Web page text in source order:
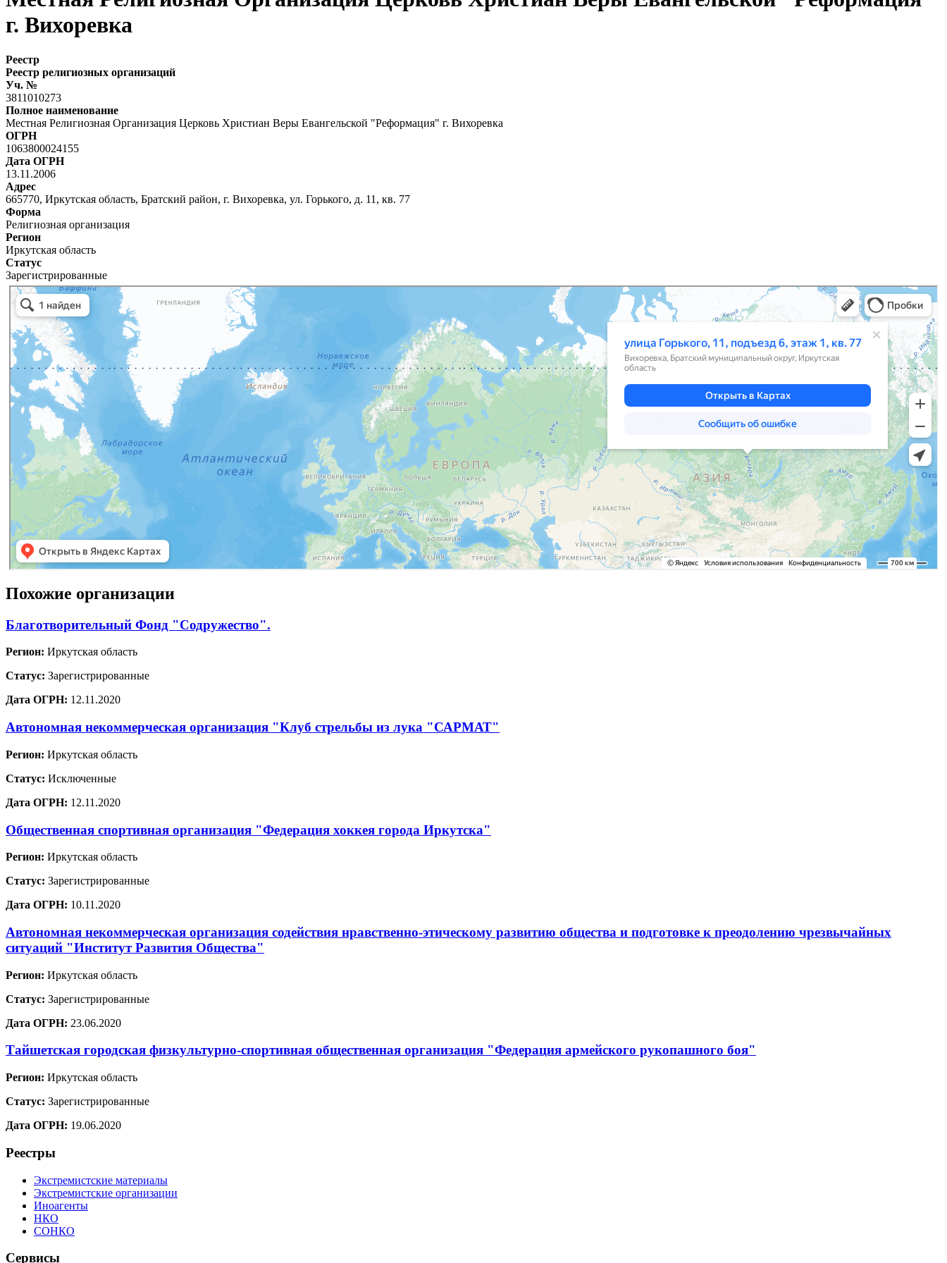
г. Вихоревка
Реестр
Реестр религиозных организаций
Уч. №
3811010273
Полное наименование
Местная Религиозная Организация Церковь Христиан Веры Евангельской "Реформация" г. Вихоревка
ОГРН
1063800024155
Дата ОГРН
13.11.2006
Адрес
665770, Иркутская область, Братский район, г. Вихоревка, ул. Горького, д. 11, кв. 77
Форма
Религиозная организация
Регион
Иркутская область
Статус
Зарегистрированные
Похожие организации
Благотворительный Фонд "Содружество".
Регион: Иркутская область
Статус: Зарегистрированные
Дата ОГРН: 12.11.2020
Автономная некоммерческая организация "Клуб стрельбы из лука "САРМАТ"
Регион: Иркутская область
Статус: Исключенные
Дата ОГРН: 12.11.2020
Общественная спортивная организация "Федерация хоккея города Иркутска"
Регион: Иркутская область
Статус: Зарегистрированные
Дата ОГРН: 10.11.2020
Автономная некоммерческая организация содействия нравственно-этическому развитию общества и подготовке к преодолению чрезвычайных
ситуаций "Институт Развития Общества"
Регион: Иркутская область
Статус: Зарегистрированные
Дата ОГРН: 23.06.2020
Тайшетская городская физкультурно-спортивная общественная организация "Федерация армейского рукопашного боя"
Регион: Иркутская область
Статус: Зарегистрированные
Дата ОГРН: 19.06.2020
Реестры
Экстремистские материалы
Экстремистские организации
Иноагенты
НКО
СОНКО
Сервисы